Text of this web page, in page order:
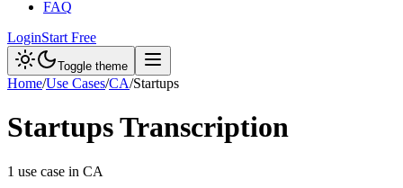
FAQ
LoginStart Free
Toggle theme
Home/Use Cases/CA/Startups
StartupsTranscription
1 use case in CA